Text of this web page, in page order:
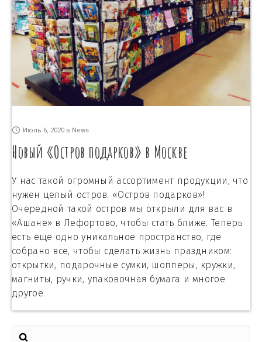
Июль 6, 2020 в News
Новый «Остров подарков» в Москве
У нас такой огромный ассортимент продукции, что
нужен целый остров. «Остров подарков»!
Очередной такой остров мы открыли для вас в
«Ашане» в Лефортово, чтобы стать ближе. Теперь
есть еще одно уникальное пространство, где
собрано все, чтобы сделать жизнь праздником:
открытки, подарочные сумки, шопперы, кружки,
магниты, ручки, упаковочная бумага и многое
другое.